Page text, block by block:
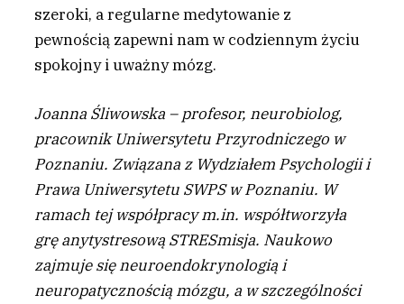
szeroki, a regularne medytowanie z
pewnością zapewni nam w codziennym życiu
spokojny i uważny mózg.
Joanna Śliwowska – profesor, neurobiolog,
pracownik Uniwersytetu Przyrodniczego w
Poznaniu. Związana z Wydziałem Psychologii i
Prawa Uniwersytetu SWPS w Poznaniu. W
ramach tej współpracy m.in. współtworzyła
grę anytystresową STRESmisja. Naukowo
zajmuje się neuroendokrynologią i
neuropatycznością mózgu, a w szczególności